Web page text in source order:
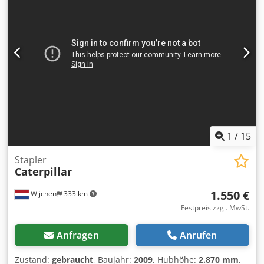
1 / 15
Wijchen 333 km
Stapler
Caterpillar
1.550 €
Festpreis zzgl. MwSt.
Anfragen Anrufen
Zustand: gebraucht, Baujahr: 2009, Hubhöhe: 2.870 mm,